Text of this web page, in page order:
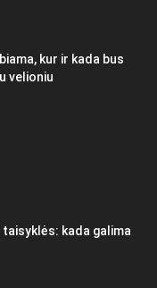
kur ir kada bus
velioniu
taisyklės: kada galima